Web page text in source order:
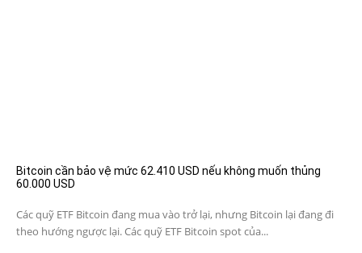
Bitcoin cần bảo vệ mức 62.410 USD nếu không muốn thủng
60.000 USD
Các quỹ ETF Bitcoin đang mua vào trở lại, nhưng Bitcoin lại đang đi
theo hướng ngược lại. Các quỹ ETF Bitcoin spot của...